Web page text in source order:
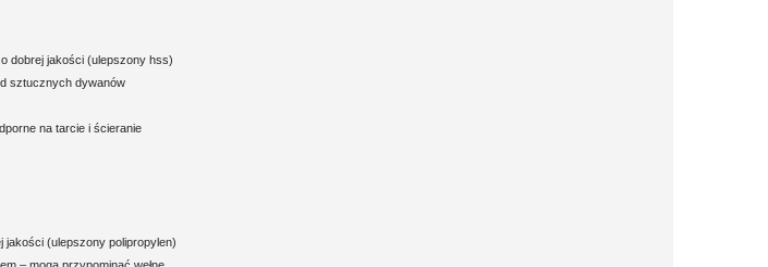
dobrej jakości (ulepszony hss)
sztucznych dywanów
na tarcie i ścieranie
jakości (ulepszony polipropylen)